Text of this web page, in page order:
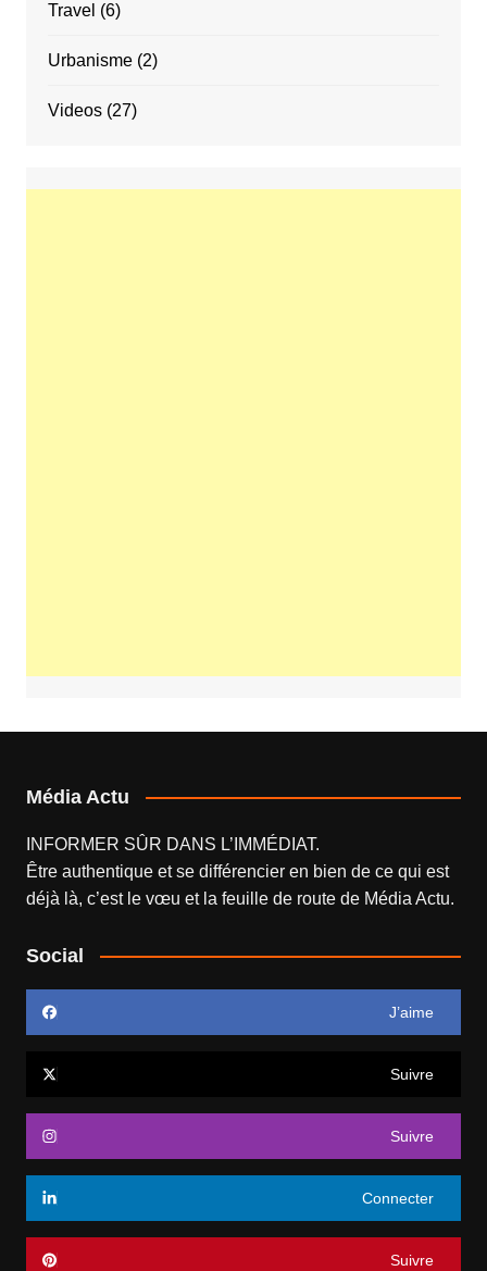
Travel (6)
Urbanisme(2)
Videos(27)
Média Actu
INFORMER SÛR DANS L’IMMÉDIAT.
Être authentique et se différencier en bien de ce qui est
déjà là, c’est le vœu et la feuille de route de Média Actu.
Social
J’aime
Suivre
Suivre
Connecter
Suivre